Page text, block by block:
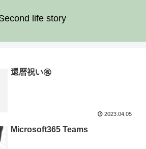
life story
還暦祝い㊗️
2023.04.05
Microsoft365 Teams